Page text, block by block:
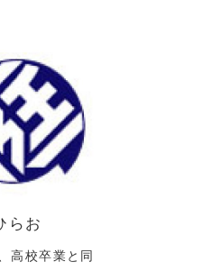
らお
高校卒業と同